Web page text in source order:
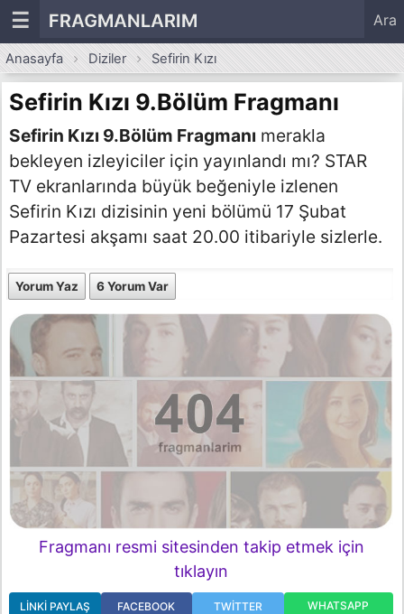
☰ FRAGMANLARIM Ara
Anasayfa Diziler Sefirin Kızı
Sefirin Kızı 9.Bölüm Fragmanı
Sefirin Kızı 9.Bölüm Fragmanı merakla
bekleyen izleyiciler için yayınlandı mı? STAR
TV ekranlarında büyük beğeniyle izlenen
Sefirin Kızı dizisinin yeni bölümü 17 Şubat
Pazartesi akşamı saat 20.00 itibariyle sizlerle.
Yorum Yaz 6 Yorum Var
Fragmanı resmi sitesinden takip etmek için
tıklayın
LINKI PAYLAŞ FACEBOOK TWITTER WHATSAPP